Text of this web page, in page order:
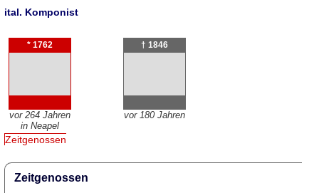
ital. Komponist
* 1762
vor 264 Jahren
in Neapel
† 1846
vor 180 Jahren
Zeitgenossen
Zeitgenossen